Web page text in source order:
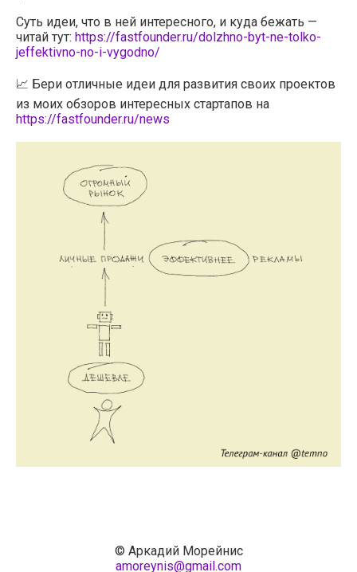
Суть идеи, что в ней интересного, и куда бежать —
читай тут: https://fastfounder.ru/dolzhno-byt-ne-tolko-
jeffektivno-no-i-vygodno/
📈 Бери отличные идеи для развития своих проектов
из моих обзоров интересных стартапов на
https://fastfounder.ru/news
© Аркадий Морейнис
amoreynis@gmail.com